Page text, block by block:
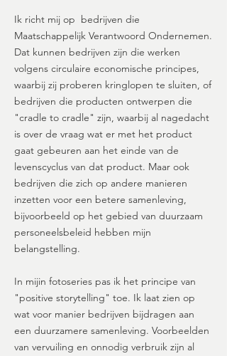
Ik richt mij op bedrijven die
Maatschappelijk Verantwoord Ondernemen.
Dat kunnen bedrijven zijn die werken
volgens circulaire economische principes,
waarbij zij proberen kringlopen te sluiten, of
bedrijven die producten ontwerpen die
"cradle to cradle" zijn, waarbij al nagedacht
is over de vraag wat er met het product
gaat gebeuren aan het einde van de
levenscyclus van dat product. Maar ook
bedrijven die zich op andere manieren
inzetten voor een betere samenleving,
bijvoorbeeld op het gebied van duurzaam
personeelsbeleid hebben mijn
belangstelling.
In mijin fotoseries pas ik het principe van
"positive storytelling" toe. Ik laat zien op
wat voor manier bedrijven bijdragen aan
een duurzamere samenleving. Voorbeelden
van vervuiling en onnodig verbruik zijn al